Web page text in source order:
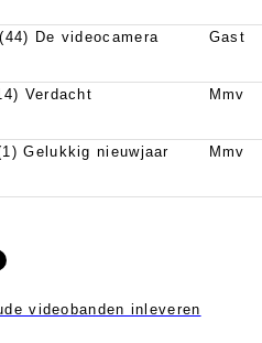
(44) De videocamera Gast
Verdacht Mmv
Gelukkig nieuwjaar Mmv